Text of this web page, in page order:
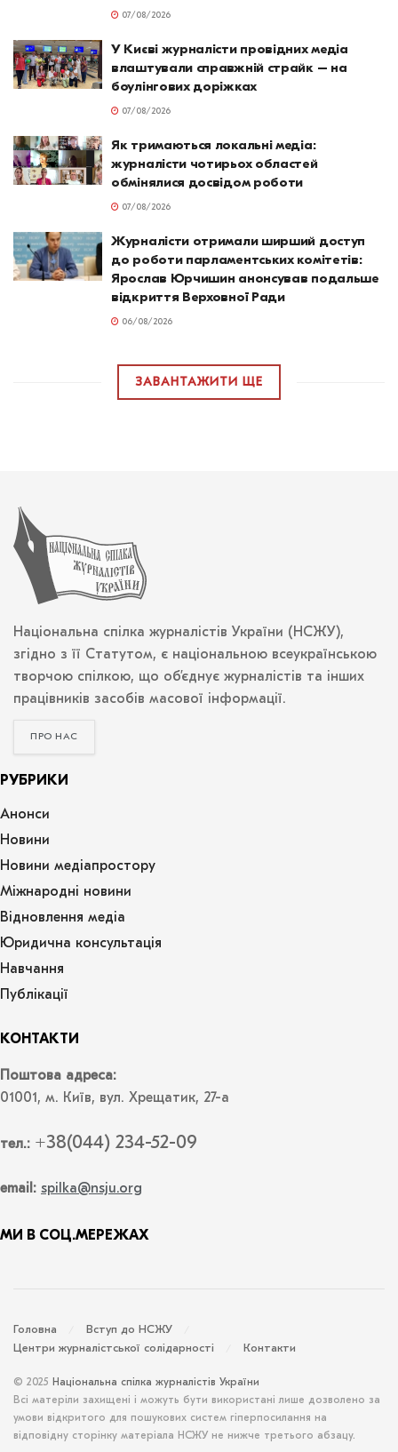
07/08/2026
У Києві журналісти провідних медіа
влаштували справжній страйк – на
боулінгових доріжках
07/08/2026
Як тримаються локальні медіа:
журналісти чотирьох областей
обмінялися досвідом роботи
07/08/2026
Журналісти отримали ширший доступ
до роботи парламентських комітетів:
Ярослав Юрчишин анонсував подальше
відкриття Верховної Ради
06/08/2026
ЗАВАНТАЖИТИ ЩЕ
Національна спілка журналістів України (НСЖУ),
згідно з її Статутом, є національною всеукраїнською
творчою спілкою, що об’єднує журналістів та інших
працівників засобів масової інформації.
ПРО НАС
РУБРИКИ
Анонси
Новини
Новини медіапростору
Міжнародні новини
Відновлення медіа
Юридична консультація
Навчання
Публікації
КОНТАКТИ
Поштова адреса:
01001, м. Київ, вул. Хрещатик, 27-а
тел.: +38(044) 234-52-09
email: spilka@nsju.org
МИ В СОЦ.МЕРЕЖАХ
Головна
Вступ до НСЖУ
Центри журналістської солідарності
Контакти
© 2025 Національна спілка журналістів України
Всі матеріли захищені і можуть бути використані лише дозволено за
умови відкритого для пошукових систем гіперпосилання на
відповідну сторінку матеріала НСЖУ не нижче третього абзацу.